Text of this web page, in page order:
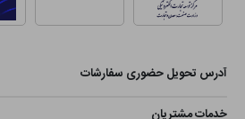
آدرس تحویل حضوری سفارشات
خدمات مشتریان